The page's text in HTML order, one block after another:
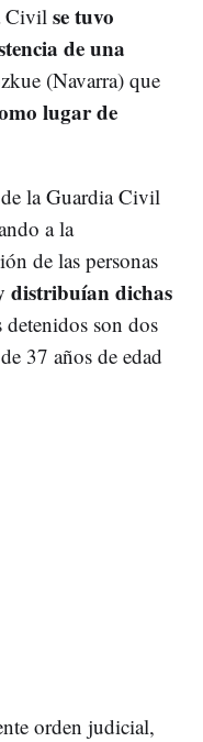
Civilse tuvo
de una
(Navarra) que
lugar de
la Guardia Civil
a la
de las personas
distribuían dichas
detenidos son dos
37 años de edad
orden judicial,